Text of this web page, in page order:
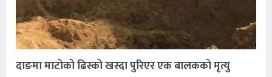
दाङमा माटोको ढिस्को खस्दा पुरिएर एक बालकको मृत्यु